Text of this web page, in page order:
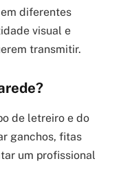
diferentes
visual e
transmitir.
de letreiro e do
ganchos, fitas
um profissional